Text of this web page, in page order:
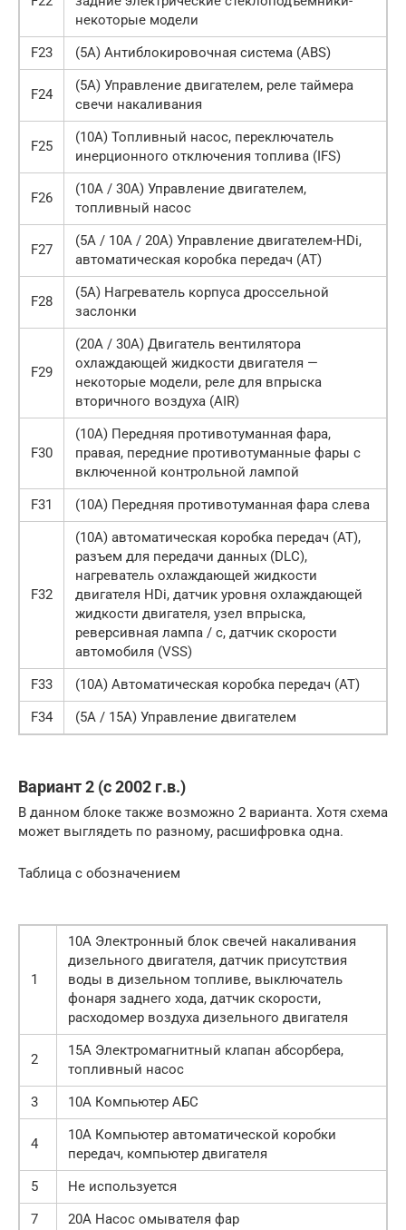
некоторые модели
F23
(5A) Антиблокировочная система (ABS)
F24
(5A) Управление двигателем, реле таймера
свечи накаливания
F25
(10A) Топливный насос, переключатель
инерционного отключения топлива (IFS)
F26
(10A / 30A) Управление двигателем,
топливный насос
F27
(5A / 10A / 20A) Управление двигателем-HDi,
автоматическая коробка передач (AT)
F28
(5A) Нагреватель корпуса дроссельной
заслонки
F29
(20A / 30A) Двигатель вентилятора
охлаждающей жидкости двигателя —
некоторые модели, реле для впрыска
вторичного воздуха (AIR)
F30
(10A) Передняя противотуманная фара,
правая, передние противотуманные фары с
включенной контрольной лампой
F31
(10A) Передняя противотуманная фара слева
F32
(10A) автоматическая коробка передач (AT),
разъем для передачи данных (DLC),
нагреватель охлаждающей жидкости
двигателя HDi, датчик уровня охлаждающей
жидкости двигателя, узел впрыска,
реверсивная лампа / с, датчик скорости
автомобиля (VSS)
F33
(10A) Автоматическая коробка передач (AT)
F34
(5A / 15A) Управление двигателем
Вариант 2 (с 2002 г.в.)
В данном блоке также возможно 2 варианта. Хотя схема
может выглядеть по разному, расшифровка одна.
Таблица с обозначением
1
10А Электронный блок свечей накаливания
дизельного двигателя, датчик присутствия
воды в дизельном топливе, выключатель
фонаря заднего хода, датчик скорости,
расходомер воздуха дизельного двигателя
2
15А Электромагнитный клапан абсорбера,
топливный насос
3
10А Компьютер АБС
4
10А Компьютер автоматической коробки
передач, компьютер двигателя
5
Не используется
7
20А Насос омывателя фар